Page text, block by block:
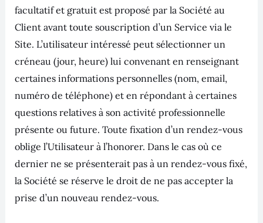
facultatif et gratuit est proposé par la Société au
Client avant toute souscription d’un Service via le
Site. L’utilisateur intéressé peut sélectionner un
créneau (jour, heure) lui convenant en renseignant
certaines informations personnelles (nom, email,
numéro de téléphone) et en répondant à certaines
questions relatives à son activité professionnelle
présente ou future. Toute fixation d’un rendez-vous
oblige l’Utilisateur à l’honorer. Dans le cas où ce
dernier ne se présenterait pas à un rendez-vous fixé,
la Société se réserve le droit de ne pas accepter la
prise d’un nouveau rendez-vous.